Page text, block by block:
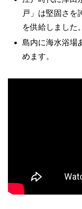
戸」は堅固さを
を供給しました。
島内に海水浴場
めます。